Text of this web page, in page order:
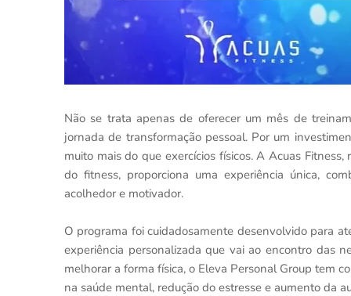
Não se trata apenas de oferecer um mês de
jornada de transformação pessoal. Por um
muito mais do que exercícios físicos. A Acuas
do fitness, proporciona uma experiência única,
acolhedor e motivador.
O programa foi cuidadosamente desenvolvido para
experiência personalizada que vai ao encontro das
melhorar a forma física, o Eleva Personal Group tem
na saúde mental, redução do estresse e aumento da